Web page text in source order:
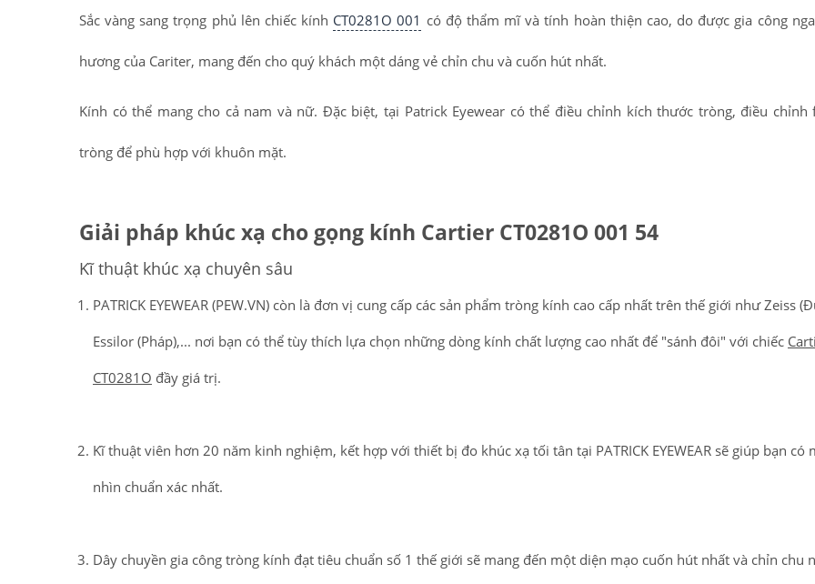
Sắc vàng sang trọng phủ lên chiếc kính CT0281O 001 có độ thẩm mĩ và tính hoàn thiện cao, do được gia công
hương của Cariter, mang đến cho quý khách một dáng vẻ chỉn chu và cuốn hút nhất.
Kính có thể mang cho cả nam và nữ. Đặc biệt, tại Patrick Eyewear có thể điều chỉnh kích thước tròng, điều chỉnh
tròng để phù hợp với khuôn mặt.
Giải pháp khúc xạ cho gọng kính Cartier CT0281O 001 54
Kĩ thuật khúc xạ chuyên sâu
PATRICK EYEWEAR (PEW.VN) còn là đơn vị cung cấp các sản phẩm tròng kính cao cấp nhất trên thế giới như Zeiss
Essilor (Pháp),... nơi bạn có thể tùy thích lựa chọn những dòng kính chất lượng cao nhất để "sánh đôi" với chiếc
CT0281O đầy giá trị.
Kĩ thuật viên hơn 20 năm kinh nghiệm, kết hợp với thiết bị đo khúc xạ tối tân tại PATRICK EYEWEAR sẽ giúp bạn có
nhìn chuẩn xác nhất.
Dây chuyền gia công tròng kính đạt tiêu chuẩn số 1 thế giới sẽ mang đến một diện mạo cuốn hút nhất và chỉn chu